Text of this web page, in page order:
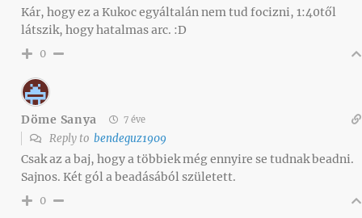
Kár, hogy ez a Kukoc egyáltalán nem tud focizni, 1:40től
látszik, hogy hatalmas arc. :D
0
Döme Sanya 7 éve
Reply to bendeguz1909
Csak az a baj, hogy a többiek még ennyire se tudnak beadni.
Sajnos. Két gól a beadásából született.
0